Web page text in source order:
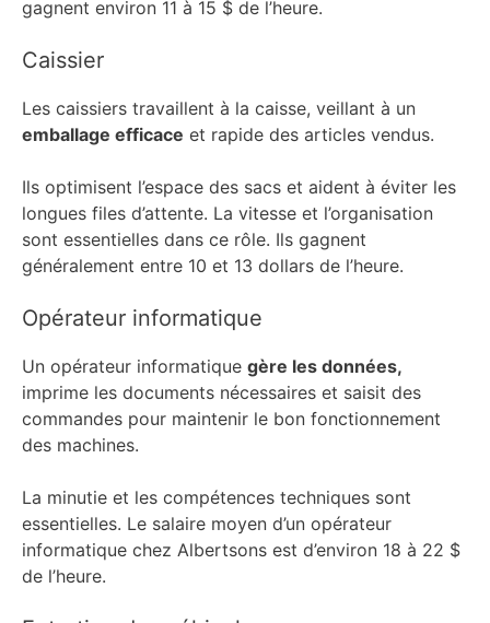
gagnent environ 11 à 15 $ de l’heure.
Caissier
Les caissiers travaillent à la caisse, veillant à un
emballage efficace et rapide des articles vendus.
Ils optimisent l’espace des sacs et aident à éviter les
longues files d’attente. La vitesse et l’organisation
sont essentielles dans ce rôle. Ils gagnent
généralement entre 10 et 13 dollars de l’heure.
Opérateur informatique
Un opérateur informatique gère les données,
imprime les documents nécessaires et saisit des
commandes pour maintenir le bon fonctionnement
des machines.
La minutie et les compétences techniques sont
essentielles. Le salaire moyen d’un opérateur
informatique chez Albertsons est d’environ 18 à 22 $
de l’heure.